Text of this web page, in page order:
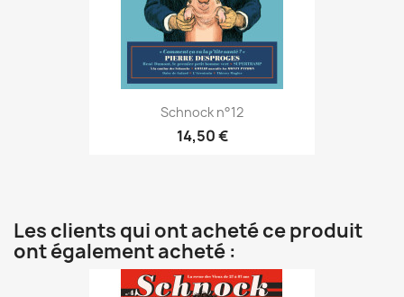
Schnock n°12
14,50 €
Les clients qui ont acheté ce produit
ont également acheté :